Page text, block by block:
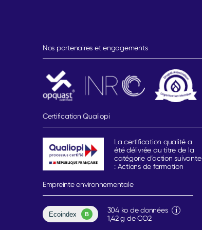
Nos partenaires et engagements
Certification Qualiopi
La certification qualité a
été délivrée au titre de la
catégorie d’action suivante
: Actions de formation
Empreinte environnementale
304 ko de données
1,42 g de CO2